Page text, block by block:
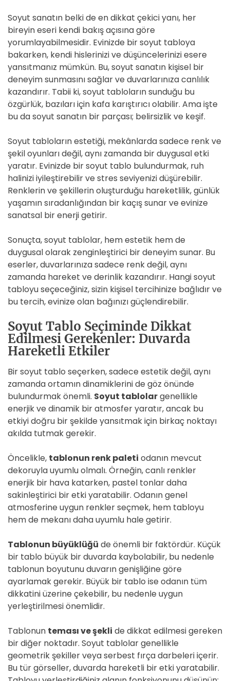
Soyut sanatın belki de en dikkat çekici yanı, her
bireyin eseri kendi bakış açısına göre
yorumlayabilmesidir. Evinizde bir soyut tabloya
bakarken, kendi hislerinizi ve düşüncelerinizi esere
yansıtmanız mümkün. Bu, soyut sanatın kişisel bir
deneyim sunmasını sağlar ve duvarlarınıza canlılık
kazandırır. Tabii ki, soyut tabloların sunduğu bu
özgürlük, bazıları için kafa karıştırıcı olabilir. Ama işte
bu da soyut sanatın bir parçası; belirsizlik ve keşif.
Soyut tabloların estetiği, mekânlarda sadece renk ve
şekil oyunları değil, aynı zamanda bir duygusal etki
yaratır. Evinizde bir soyut tablo bulundurmak, ruh
halinizi iyileştirebilir ve stres seviyenizi düşürebilir.
Renklerin ve şekillerin oluşturduğu hareketlilik, günlük
yaşamın sıradanlığından bir kaçış sunar ve evinize
sanatsal bir enerji getirir.
Sonuçta, soyut tablolar, hem estetik hem de
duygusal olarak zenginleştirici bir deneyim sunar. Bu
eserler, duvarlarınıza sadece renk değil, aynı
zamanda hareket ve derinlik kazandırır. Hangi soyut
tabloyu seçeceğiniz, sizin kişisel tercihinize bağlıdır ve
bu tercih, evinize olan bağınızı güçlendirebilir.
Soyut Tablo Seçiminde Dikkat
Edilmesi Gerekenler: Duvarda
Hareketli Etkiler
Bir soyut tablo seçerken, sadece estetik değil, aynı
zamanda ortamın dinamiklerini de göz önünde
bulundurmak önemli. Soyut tablolargenellikle
enerjik ve dinamik bir atmosfer yaratır, ancak bu
etkiyi doğru bir şekilde yansıtmak için birkaç noktayı
akılda tutmak gerekir.
Öncelikle, tablonun renk paleti odanın mevcut
dekoruyla uyumlu olmalı. Örneğin, canlı renkler
enerjik bir hava katarken, pastel tonlar daha
sakinleştirici bir etki yaratabilir. Odanın genel
atmosferine uygun renkler seçmek, hem tabloyu
hem de mekanı daha uyumlu hale getirir.
Tablonun büyüklüğü de önemli bir faktördür. Küçük
bir tablo büyük bir duvarda kaybolabilir, bu nedenle
tablonun boyutunu duvarın genişliğine göre
ayarlamak gerekir. Büyük bir tablo ise odanın tüm
dikkatini üzerine çekebilir, bu nedenle uygun
yerleştirilmesi önemlidir.
Tablonun teması ve şekli de dikkat edilmesi gereken
bir diğer noktadır. Soyut tablolar genellikle
geometrik şekiller veya serbest fırça darbeleri içerir.
Bu tür görseller, duvarda hareketli bir etki yaratabilir.